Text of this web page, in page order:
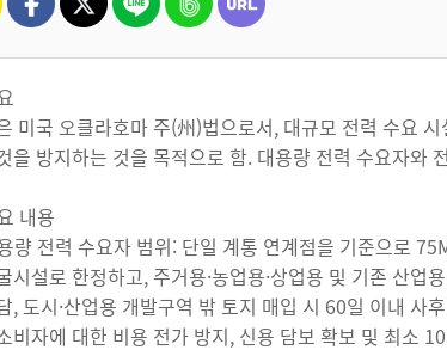
미국 오클라호마 주(州)법으로서, 대규모 전력 수요
을 방지하는 것을 목적으로 함. 대용량 전력 수요자와
내용
량 전력 수요자 범위: 단일 계통 연계점을 기준으로
시설로 한정하고, 주거용·농업용·상업용 및 기존 산
, 도시·산업용 개발구역 밖 토지 매입 시 60일 이내
비자에 대한 비용 전가 방지, 신용 담보 확보 및 최소